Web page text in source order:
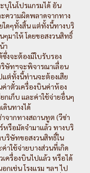
บุในโปรแกรมได้ อัน
ะความผิดพลาดจากทาง
ใดๆทั้งสิ้น แต่ทั้งนี้ทางบริ
มาให้ โดยขอสงวนสิทธิ์
า
งจะต้องมีใบรับรอง
ษัทฯจะพิจารณาเลื่อน
ต่ทั้งนี้ท่านจะต้องเสีย
ค่าตั๋วเครื่องบินค่าห้อง
กเก็บ และค่าใช้จ่ายอื่นๆ
ดินทางได้
จากทางสถานทูต (วีซ่า
รือมัดจำมาแล้ว ทางบริ
ริษัทขอสงวนสิทธิ์ใน
าใช้จ่ายบางส่วนที่เกิด
ครื่องบินไปแล้ว หรือได้
กเช่น โรงแรม ฯลฯ ไป